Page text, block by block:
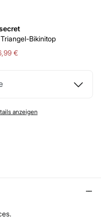
Bikinitop
€
anzeigen